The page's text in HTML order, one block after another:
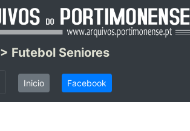
> Futebol Seniores
Inicio Facebook